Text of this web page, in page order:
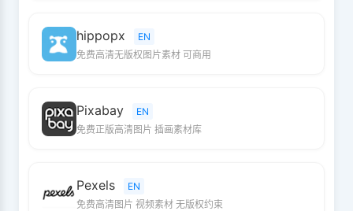
hippopx
EN
免费高清无版权图片素材 可商用
Pixabay
EN
免费正版高清图片 插画素材库
Pexels
EN
免费高清图片 视频素材 无版权约束